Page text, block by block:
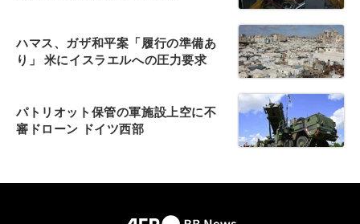
ハマス、ガザ和平案「履行の準備あ
り」 米にイスラエルへの圧力要求
パトリオット保管の軍施設上空に不
審ドローン ドイツ西部